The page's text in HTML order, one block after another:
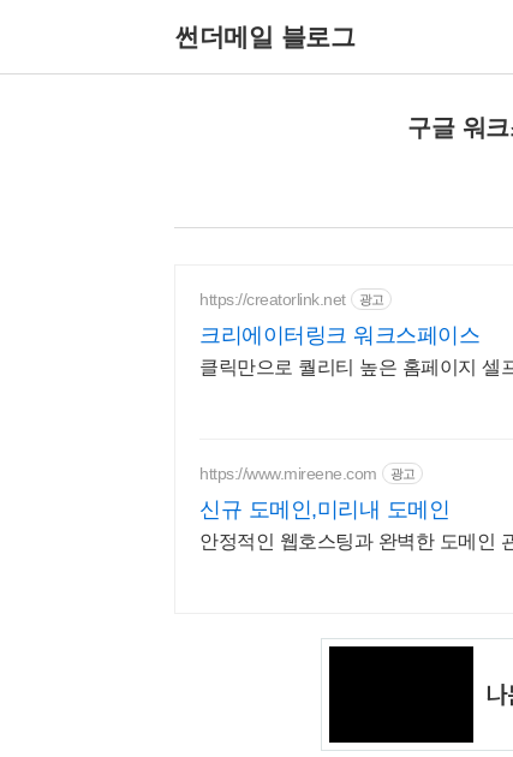
썬더메일 블로그
구글 워
https://creatorlink.net 광고
크리에이터링크 워크스페이스
클릭만으로 퀄리티 높은 홈페이지 셀
https://www.mireene.com 광고
신규 도메인,미리내 도메인
안정적인 웹호스팅과 완벽한 도메인